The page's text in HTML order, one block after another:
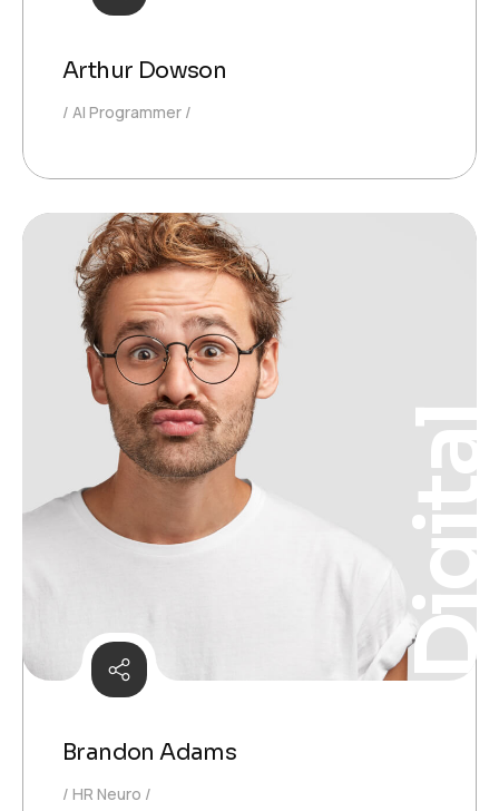
Arthur Dowson
AI Programmer
Brandon Adams
HR Neuro